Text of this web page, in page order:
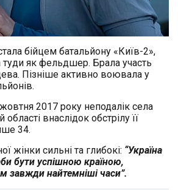
бійцем батальйону «Київ-2»,
туди як фельдшер. Брала участь
Пізніше активно воювала у
2017 року неподалік села
області внаслідок обстрілу її
34.
жінки сильні та глибокі: “Україна
бути успішною країною,
завжди найтемніші часи”.